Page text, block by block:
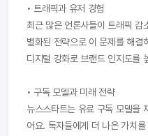
• 트래픽과 유저 경험
최근 많은 언론사들이 트래픽 감
별화된 전략으로 이 문제를 해
디지털 강화로 브랜드 인지도를
• 구독 모델과 미래 전략
뉴스스타트는 유료 구독 모델을
어요. 독자들에게 더 나은 가치